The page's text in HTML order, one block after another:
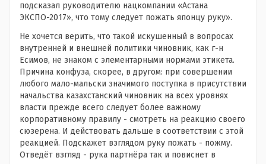
подсказал руководителю нацкомпании «Астана
ЭКСПО-2017», что тому следует пожать японцу руку».
Не хочется верить, что такой искушенный в вопросах
внутренней и внешней политики чиновник, как г-н
Есимов, не знаком с элементарными нормами этикета.
Причина конфуза, скорее, в другом: при совершении
любого мало-мальски значимого поступка в присутствии
начальства казахстанский чиновник на всех уровнях
власти прежде всего следует более важному
корпоративному правилу - смотреть на реакцию своего
сюзерена. И действовать дальше в соответствии с этой
реакцией. Подскажет взглядом руку пожать - пожму.
Отведёт взгляд - рука партнёра так и повиснет в